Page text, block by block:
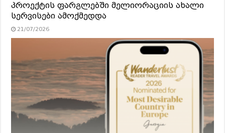
პროექტის ფარგლებში მელიორაციის ახალი
სერვისები ამოქმედდა
21/07/2026